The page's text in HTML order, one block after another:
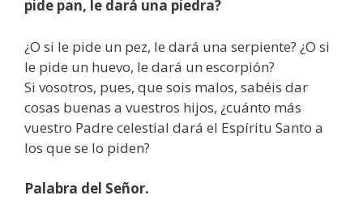
pide pan, le dará una piedra?
¿O si le pide un pez, le dará una serpiente? ¿O si
le pide un huevo, le dará un escorpión?
Si vosotros, pues, que sois malos, sabéis dar
cosas buenas a vuestros hijos, ¿cuánto más
vuestro Padre celestial dará el Espíritu Santo a
los que se lo piden?
Palabra del Señor.